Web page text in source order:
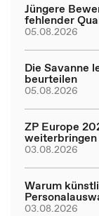
Jüngere
fehlender
05.08.2026
Die Savanne
beurteilen
05.08.2026
ZP Europe
weiterbringen
03.08.2026
Warum
03.08.2026